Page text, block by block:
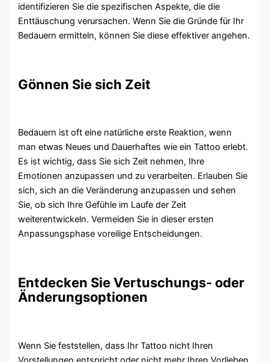
identifizieren Sie die spezifischen Aspekte, die die
Enttäuschung verursachen. Wenn Sie die Gründe für Ihr
Bedauern ermitteln, können Sie diese effektiver angehen.
Gönnen Sie sich Zeit
Bedauern ist oft eine natürliche erste Reaktion, wenn
man etwas Neues und Dauerhaftes wie ein Tattoo erlebt.
Es ist wichtig, dass Sie sich Zeit nehmen, Ihre
Emotionen anzupassen und zu verarbeiten. Erlauben Sie
sich, sich an die Veränderung anzupassen und sehen
Sie, ob sich Ihre Gefühle im Laufe der Zeit
weiterentwickeln. Vermeiden Sie in dieser ersten
Anpassungsphase voreilige Entscheidungen.
Entdecken Sie Vertuschungs- oder
Änderungsoptionen
Wenn Sie feststellen, dass Ihr Tattoo nicht Ihren